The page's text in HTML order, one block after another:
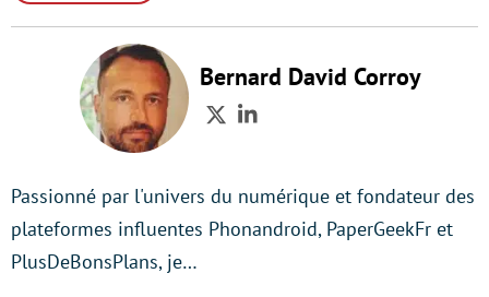
Bernard David Corroy
TwitterLinkedIn
Passionné par l'univers du numérique et fondateur des
plateformes influentes Phonandroid, PaperGeekFr et
PlusDeBonsPlans, je…